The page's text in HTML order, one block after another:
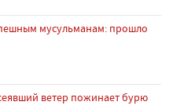
мусульманам: прошло
ветер пожинает бурю